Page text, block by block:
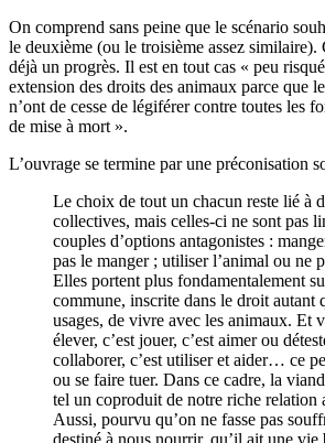
On comprend sans peine que le scénario
le deuxième (ou le troisième assez similaire).
déjà un progrès. Il est en tout cas « peu
extension des droits des animaux parce que
n’ont de cesse de légiférer contre toutes les
de mise à mort ».
L’ouvrage se termine par une préconisation
Le choix de tout un chacun reste lié à
collectives, mais celles-ci ne sont pas
couples d’options antagonistes :
pas le manger ; utiliser l’animal ou ne
Elles portent plus fondamentalement
commune, inscrite dans le droit autant
usages, de vivre avec les animaux. Et
élever, c’est jouer, c’est aimer ou
collaborer, c’est utiliser et aider… ce
ou se faire tuer. Dans ce cadre, la
tel un coproduit de notre riche relation
Aussi, pourvu qu’on ne fasse pas
destiné à nous nourrir, qu’il ait une vie